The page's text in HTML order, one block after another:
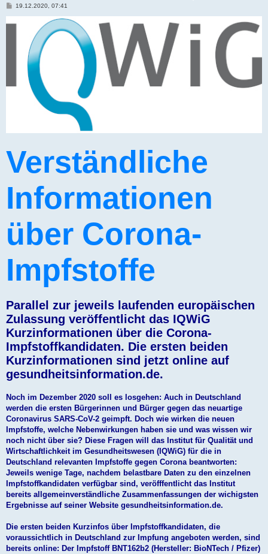
B19.12.2020, 07:41
Verständliche
Informationen
über Corona-
Impfstoffe
Parallel zur jeweils laufenden europäischen
Zulassung veröffentlicht das IQWiG
Kurzinformationen über die Corona-
Impfstoffkandidaten. Die ersten beiden
Kurzinformationen sind jetzt online auf
gesundheitsinformation.de.
Noch im Dezember 2020 soll es losgehen: Auch in Deutschland
werden die ersten Bürgerinnen und Bürger gegen das neuartige
Coronavirus SARS-CoV-2 geimpft. Doch wie wirken die neuen
Impfstoffe, welche Nebenwirkungen haben sie und was wissen wir
noch nicht über sie? Diese Fragen will das Institut für Qualität und
Wirtschaftlichkeit im Gesundheitswesen (IQWiG) für die in
Deutschland relevanten Impfstoffe gegen Corona beantworten:
Jeweils wenige Tage, nachdem belastbare Daten zu den einzelnen
Impfstoffkandidaten verfügbar sind, veröfffentlicht das Institut
bereits allgemeinverständliche Zusammenfassungen der wichigsten
Ergebnisse auf seiner Website gesundheitsinformation.de.
Die ersten beiden Kurzinfos über Impfstoffkandidaten, die
voraussichtlich in Deutschland zur Impfung angeboten werden, sind
bereits online: Der Impfstoff BNT162b2 (Hersteller: BioNTech / Pfizer)